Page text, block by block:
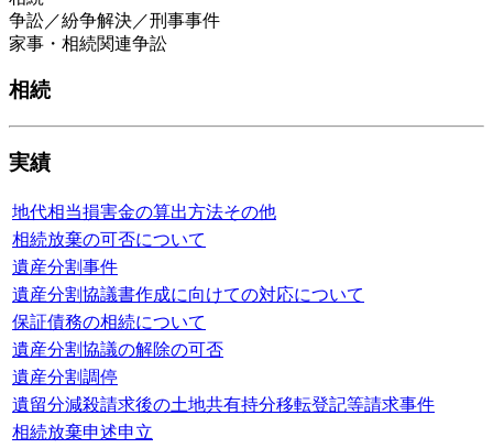
争訟／紛争解決／刑事事件
家事・相続関連争訟
相続
実績
地代相当損害金の算出方法その他
相続放棄の可否について
遺産分割事件
遺産分割協議書作成に向けての対応について
保証債務の相続について
遺産分割協議の解除の可否
遺産分割調停
遺留分減殺請求後の土地共有持分移転登記等請求事件
相続放棄申述申立